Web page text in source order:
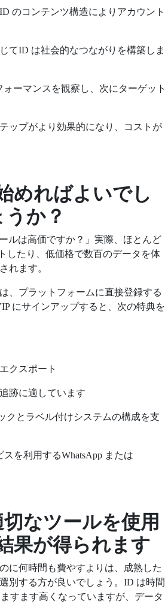
ID のコンテンツ構造によりアカウント
てID は社会的なつながりを構築しま
ーマンスを観察し、次にターゲット
ップがより効果的になり、コストが
めればよいでし
か？
ルは高価ですか？」実際、ほとんど
したり、低価格で数百のデータを体
れます。
、プラットフォームに直接登録する
にサインアップすると、次の特典を
クスポート
跡に適しています
クとラベル付けシステムの構成を支
スを利用するWhatsApp または
なツールを使用
果が得られます
に何時間も費やすよりは、成熟した
別する方が良いでしょう。 ID は時間
すます高くなっていますが、データ